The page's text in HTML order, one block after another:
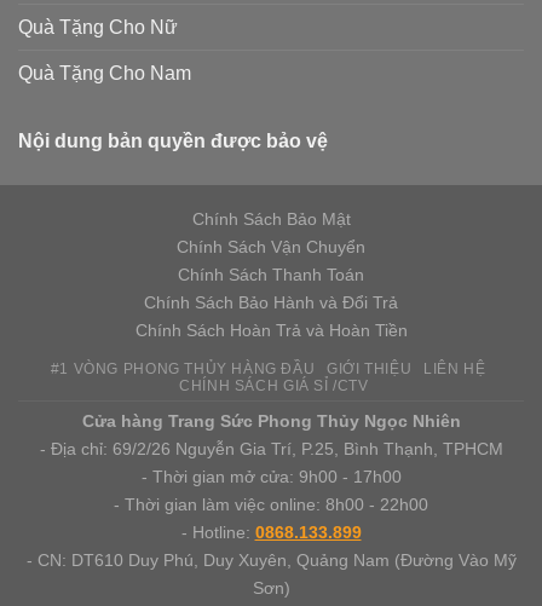
Quà Tặng Cho Nữ
Quà Tặng Cho Nam
Nội dung bản quyền được bảo vệ
Chính Sách Bảo Mật
Chính Sách Vận Chuyển
Chính Sách Thanh Toán
Chính Sách Bảo Hành và Đổi Trả
Chính Sách Hoàn Trả và Hoàn Tiền
#1 VÒNG PHONG THỦY HÀNG ĐẦU GIỚI THIỆU
LIÊN HỆ
CHÍNH SÁCH GIÁ SỈ /CTV
Cửa hàng Trang Sức Phong Thủy Ngọc Nhiên
- Địa chỉ: 69/2/26 Nguyễn Gia Trí, P.25, Bình Thạnh, TPHCM
- Thời gian mở cửa: 9h00 - 17h00
- Thời gian làm việc online: 8h00 - 22h00
- Hotline: 0868.133.899
- CN: DT610 Duy Phú, Duy Xuyên, Quảng Nam (Đường Vào Mỹ
Sơn)